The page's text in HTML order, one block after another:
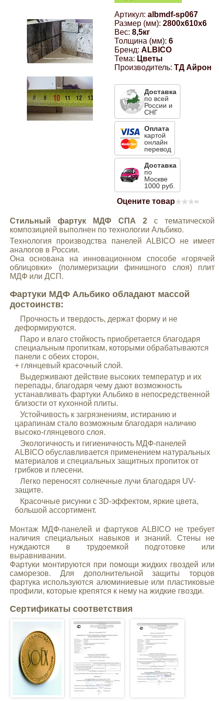
Артикул: albmdf-sp067
Размер (мм): 2800x610x6
Вес: 8,5кг
Толщина (мм): 6
Бренд: ALBICO
Тема: Цветы
Производитель: ТД Айрон
Доставка
по всей
России и
СНГ
Оплата
картой
онлайн
перевод
Доставка
по
Москве
1000 руб.
Оцените товар (0)
Стильный фартук МДФ СПА 2 с тематической
композицией выполнен по технологии Альбико.
Технология производства панелей ALBICO не имеет
аналогов в России.
Она основана на инновационном способе «горячей
облицовки» (полимеризации финишного слоя) плит
МДФ или ДСП.
Фартуки МДФ Альбико обладают массой
достоинств:
Прочность и твердость, держат форму и не
деформируются.
Паро и влаго стойкость приобретается благодаря
специальным пропиткам, которыми обрабатываются
панели с обеих сторон,
+ глянцевый красочный слой.
Выдерживают действие высоких температур и их
перепады, благодаря чему дают возможность
устанавливать фартуки Альбико в непосредственной
близости от кухонной плиты.
Устойчивость к загрязнениям, истиранию и
царапинам стало возможным благодаря наличию
высоко-глянцевого слоя.
Экологичность и гигиеничность МДФ-панелей
ALBICO обуславливается применением натуральных
материалов и специальных защитных пропиток от
грибков и плесени.
Легко переносят солнечные лучи благодаря UV-
защите.
Красочные рисунки с 3D-эффектом, яркие цвета,
большой ассортимент.
Монтаж МДФ-панелей и фартуков ALBICO не требует
наличия специальных навыков и знаний. Стены не
нуждаются в трудоемкой подготовке или
выравнивании.
Фартуки монтируются при помощи жидких гвоздей или
саморезов. Для дополнительной защиты торцов
фартука используются алюминиевые или пластиковые
профили, которые крепятся к нему на жидкие гвозди.
Сертификаты соответствия
Компрессионные фитинги Poliext
Hyundai
Mitsubishi
Opel
Renault
Suzuki
Toyota
Volkswagen
УАЗ
Дополнительные товары
Флуоресцентные краски
Шпатлевки, штукатурки
Эмали универсальные акриловые
Грунтовки, защитные лаки
Магнитные панели на холодильник